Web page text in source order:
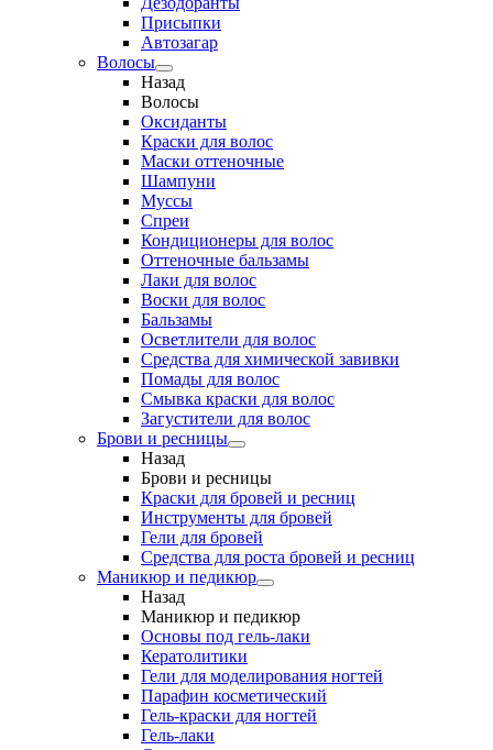
Присыпки
Автозагар
Волосы
Назад
Волосы
Оксиданты
Краски для волос
Маски оттеночные
Шампуни
Муссы
Спреи
Кондиционеры для волос
Оттеночные бальзамы
Лаки для волос
Воски для волос
Бальзамы
Осветлители для волос
Средства для химической завивки
Помады для волос
Смывка краски для волос
Загустители для волос
Брови и ресницы
Назад
Брови и ресницы
Краски для бровей и ресниц
Инструменты для бровей
Гели для бровей
Средства для роста бровей и ресниц
Маникюр и педикюр
Назад
Маникюр и педикюр
Основы под гель-лаки
Кератолитики
Гели для моделирования ногтей
Парафин косметический
Гель-краски для ногтей
Гель-лаки